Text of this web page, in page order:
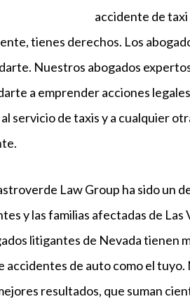
accidente de taxi
tienes derechos. Los
Nuestros abogados
a emprender acciones
servicio de taxis y a cualquier
Law Group ha sido un
y las familias afectadas de
litigantes de Nevada tienen
accidentes de auto como el
resultados, que suman